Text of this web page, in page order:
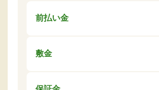
前払い金
敷金